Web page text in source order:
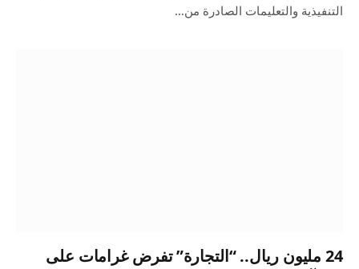
التنفيذية والتعليمات الصادرة من…
24 مليون ريال.. “التجارة” تفرض غرامات على